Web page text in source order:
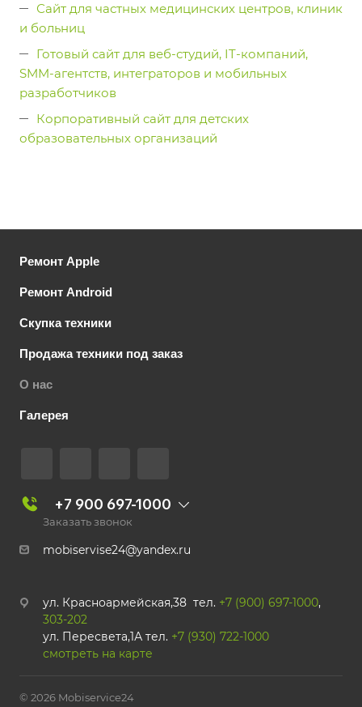
Сайт для частных медицинских центров, клиник
и больниц
Готовый сайт для веб-студий, IT-компаний,
SMM-агентств, интеграторов и мобильных
разработчиков
Корпоративный сайт для детских
образовательных организаций
Ремонт Apple
Ремонт Android
Скупка техники
Продажа техники под заказ
О нас
Галерея
+7 900 697-1000
Заказать звонок
mobiservise24@yandex.ru
ул. Красноармейская,38 тел. +7 (900) 697-1000,
303-202
ул. Пересвета,1А тел. +7 (930) 722-1000
смотреть на карте
© 2026 Mobiservice24